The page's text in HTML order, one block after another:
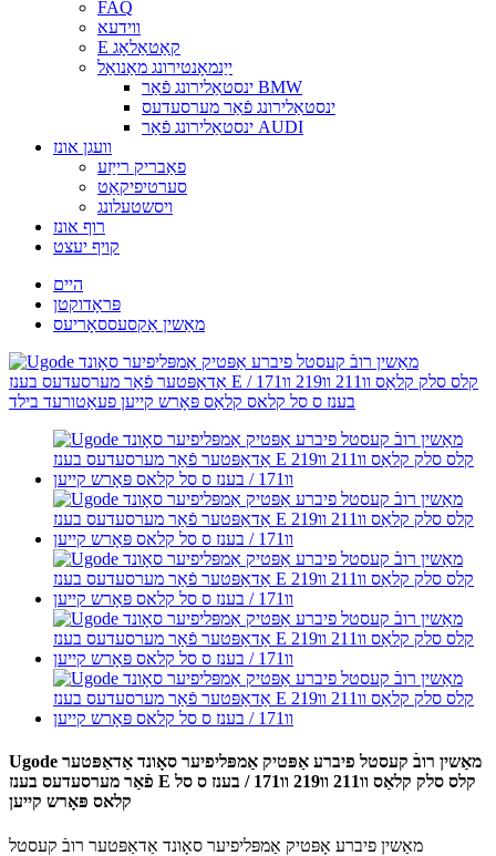
FAQ
ווידעא
E קאַטאַלאָג
ייַנמאָנטירונג מאַנואַל
ינסטאַלירונג פֿאַר BMW
ינסטאַלירונג פֿאַר מערסעדעס
ינסטאַלירונג פֿאַר AUDI
וועגן אונז
פאַבריק רייַזע
סערטיפיקאַט
ויסשטעלונג
רוף אונז
קויף יעצט
היים
פּראָדוקטן
מאַשין אַקסעססאָריעס
Ugode מאַשין רובֿ קעסטל פיברע אַפּטיק אַמפּליפיער סאָונד אַדאַפּטער
פֿאַר מערסעדעס בענז E קלס סלק קלאַס וו211 וו219 וו171 / בענז ס סל
קלאס פּאָרש קייען
מאַשין פיברע אָפּטיק אַמפּליפיער סאָונד אַדאַפּטער רובֿ קעסטל